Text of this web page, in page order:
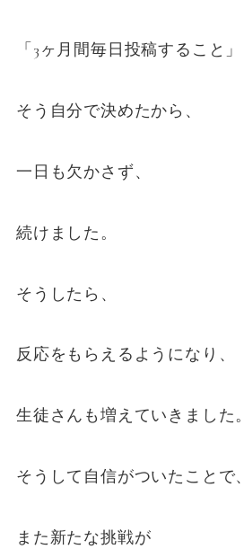
「3ヶ月間毎日投稿すること」
そう自分で決めたから、
一日も欠かさず、
続けました。
そうしたら、
反応をもらえるようになり、
生徒さんも増えていきました。
そうして自信がついたことで、
また新たな挑戦が